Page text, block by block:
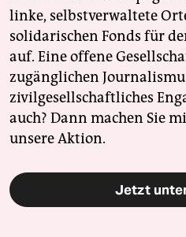
linke, selbstverwaltete
solidarischen Fonds für
auf. Eine offene
zugänglichen
zivilgesellschaftliches
auch? Dann machen Sie
unsere Aktion.
Jetzt